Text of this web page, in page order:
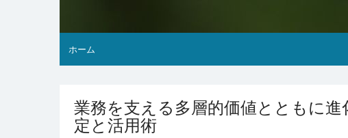
ホーム
業務を支える多層的価値とともに
定と活用術